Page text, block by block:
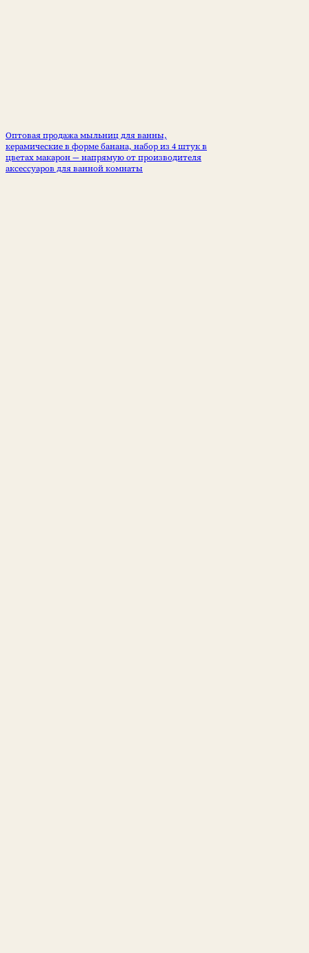
Оптовая продажа мыльниц для ванны,
керамические в форме банана, набор из 4 штук в
цветах макарон — напрямую от производителя
аксессуаров для ванной комнаты